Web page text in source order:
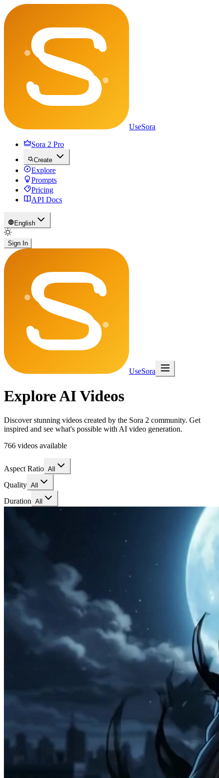
UseSora
Sora 2 Pro
Create
Explore
Prompts
Pricing
API Docs
English
Sign In
UseSora
Explore AI Videos
Discover stunning videos created by the Sora 2 community. Get
inspired and see what's possible with AI video generation.
766 videos available
Aspect Ratio All
Quality All
Duration All